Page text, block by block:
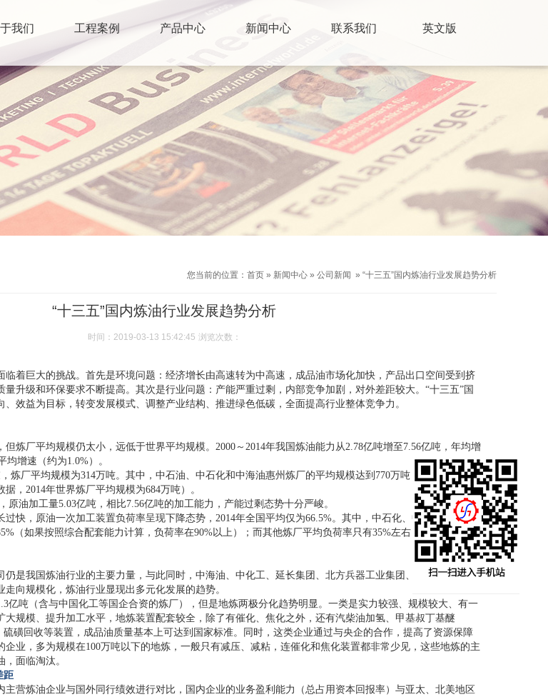
我们 工程案例 产品中心 新闻中心 联系我们 英文版
您当前的位置： 首页 » 新闻中心 » 公司新闻 » “十三五”国内炼油行业发展趋势分析
“十三五”国内炼油行业发展趋势分析
时间：2019-03-13 15:42:45 浏览次数：
临着巨大的挑战。首先是环境问题：经济增长由高速转为中高速，成品油市场化加快，产品出口空间受到挤
升级和环保要求不断提高。其次是行业问题：产能严重过剩，内部竞争加剧，对外差距较大。“十三五”国
效益为目标，转变发展模式、调整产业结构、推进绿色低碳，全面提高行业整体竞争力。
炼厂平均规模仍太小，远低于世界平均规模。2000～2014年我国炼油能力从2.78亿吨增至7.56亿吨，年均增
增速（约为1.0%）。
炼厂平均规模为314万吨。其中，中石油、中石化和中海油惠州炼厂的平均规模达到770万吨，高于世界平均
，2014年世界炼厂平均规模为684万吨）。
原油加工量5.03亿吨，相比7.56亿吨的加工能力，产能过剩态势十分严峻。
快，原油一次加工装置负荷率呈现下降态势，2014年全国平均仅为66.5%。其中，中石化、中石油和中海油
（如果按照综合配套能力计算，负荷率在90%以上）；而其他炼厂平均负荷率只有35%左右，低于主营单位
仍是我国炼油行业的主要力量，与此同时，中海油、中化工、延长集团、北方兵器工业集团、中国中化等大
向规模化，炼油行业显现出多元化发展的趋势。
亿吨（含与中国化工等国企合资的炼厂），但是地炼两极分化趋势明显。一类是实力较强、规模较大、有一
大规模、提升加工水平，地炼装置配套较全，除了有催化、焦化之外，还有汽柴油加氢、甲基叔丁基醚
硫磺回收等装置，成品油质量基本上可达到国家标准。同时，这类企业通过与央企的合作，提高了资源保障
业，多为规模在100万吨以下的地炼，一般只有减压、减粘，连催化和焦化装置都非常少见，这些地炼的主
面临淘汰。
距
主营炼油企业与国外同行绩效进行对比，国内企业的业务盈利能力（总占用资本回报率）与亚太、北美地区